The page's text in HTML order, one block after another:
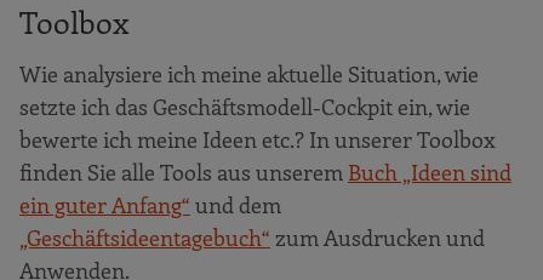
Toolbox
Wie analysiere ich meine aktuelle Situation, wie
setzte ich das Geschäftsmodell-Cockpit ein, wie
bewerte ich meine Ideen etc.? In unserer Toolbox
finden Sie alle Tools aus unserem Buch „Ideen sind
ein guter Anfang“ und dem
„Geschäftsideentagebuch“ zum Ausdrucken und
Anwenden.